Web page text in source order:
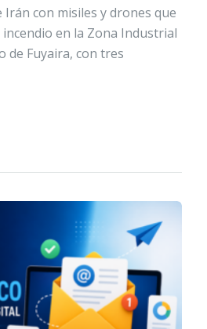
con misiles y drones que
en la Zona Industrial
de Fuyaira, con tres